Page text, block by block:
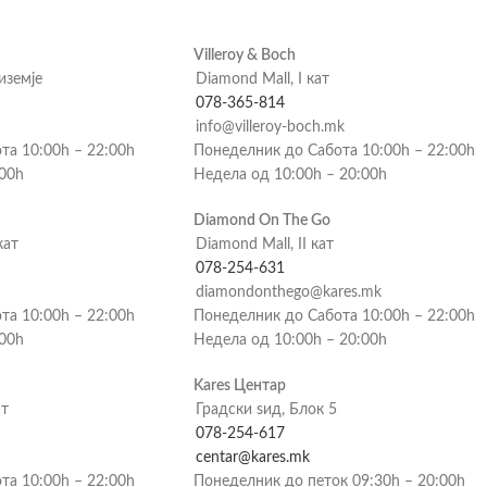
10:00h – 22:00h
10:00h – 22:00h
10:00h – 22:00h
Villeroy & Boch
Diamond Mall, I кат
078-365-814
info@villeroy-boch.mk
Понеделник до Сабота 10:00h – 22:00h
Недела од 10:00h – 20:00h
Diamond On The Go
Diamond Mall, II кат
078-254-631
diamondonthego@kares.mk
Понеделник до Сабота 10:00h – 22:00h
Недела од 10:00h – 20:00h
Kares Центар
Градски ѕид, Блок 5
078-254-617
centar@kares.mk
Понеделник до петок 09:30h – 20:00h